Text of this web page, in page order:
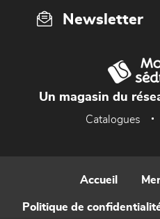
Newsletter
Un magasin du
Catalogues
Accueil
Politique de